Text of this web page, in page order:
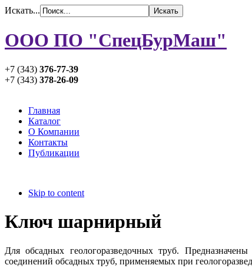
Искать...
ООО ПО "СпецБурМаш"
+7 (343) 376-77-39
+7 (343) 378-26-09
Главная
Каталог
О Компании
Контакты
Публикации
Skip to content
Ключ шарнирный
Для обсадных геологоразведочных труб.
соединений обсадных труб, применяемых при